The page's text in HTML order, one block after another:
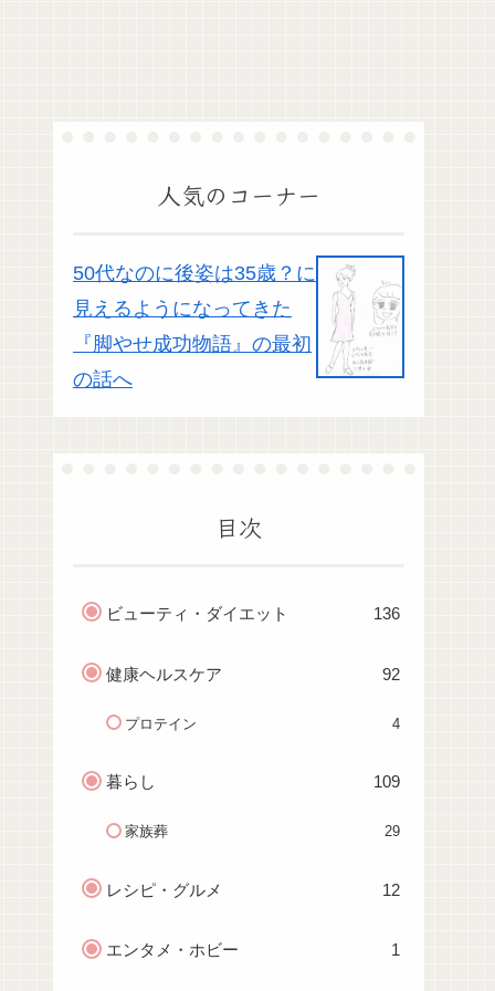
人気のコーナー
50代なのに後姿は35歳？に
見えるようになってきた
『脚やせ成功物語』の最初
の話へ
目次
ビューティ・ダイエット 136
健康ヘルスケア 92
プロテイン 4
暮らし 109
家族葬 29
レシピ・グルメ 12
エンタメ・ホビー 1